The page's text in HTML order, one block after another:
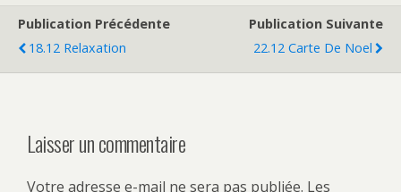
Publication Précédente
18.12 Relaxation
Publication Suivante
22.12 Carte De Noel
Laisser un commentaire
Votre adresse e-mail ne sera pas publiée. Les